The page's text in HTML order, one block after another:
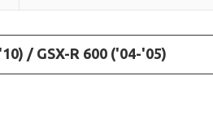
/ GSX-R 600 ('04-'05)